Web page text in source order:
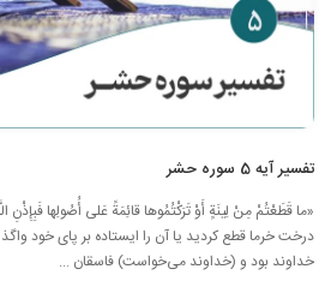
تفسیر آیه 5 سوره حشر
«ما قَطَعْتُمْ مِنْ لِينَةٍ أَوْ تَرَكْتُمُوها قائِمَةً عَلى‌ أُصُولِها
درخت خرما قطع كرديد يا آن را ايستاده بر پاى خود
خداوند بود و (خداوند مى‌خواست) فاسقان ...